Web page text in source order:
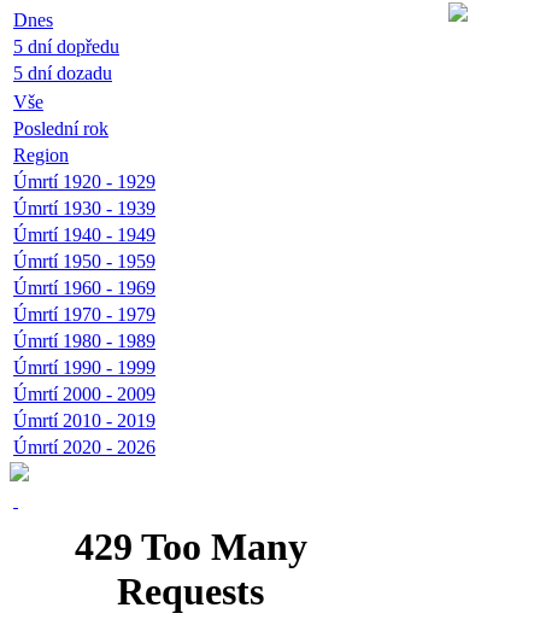
Dnes
5 dní dopředu
5 dní dozadu
Vše
Poslední rok
Region
Úmrtí 1920 - 1929
Úmrtí 1930 - 1939
Úmrtí 1940 - 1949
Úmrtí 1950 - 1959
Úmrtí 1960 - 1969
Úmrtí 1970 - 1979
Úmrtí 1980 - 1989
Úmrtí 1990 - 1999
Úmrtí 2000 - 2009
Úmrtí 2010 - 2019
Úmrtí 2020 - 2026